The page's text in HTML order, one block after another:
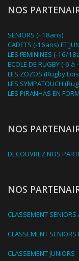
NOS
SENIORS (+18ans)
CADETS (-16ans) ET
LES FEMININES (-16/
ECOLE DE RUGBY (-6
LES ZOZOS (Rugby
LES SYMPATOUCH
LES PIRANHAS EN
NOS
DECOUVREZ NOS
NOS
CLASSEMENT SENIORS
CLASSEMENT SENIORS
CLASSEMENT JUNIORS